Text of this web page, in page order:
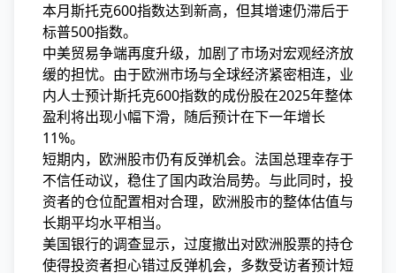
本月斯托克600指数达到新高，但其增速仍滞后于
标普500指数。
中美贸易争端再度升级，加剧了市场对宏观经济放
缓的担忧。由于欧洲市场与全球经济紧密相连，业
内人士预计斯托克600指数的成份股在2025年整体
盈利将出现小幅下滑，随后预计在下一年增长
11%。
短期内，欧洲股市仍有反弹机会。法国总理幸存于
不信任动议，稳住了国内政治局势。与此同时，投
资者的仓位配置相对合理，欧洲股市的整体估值与
长期平均水平相当。
美国银行的调查显示，过度撤出对欧洲股票的持仓
使得投资者担心错过反弹机会，多数受访者预计短